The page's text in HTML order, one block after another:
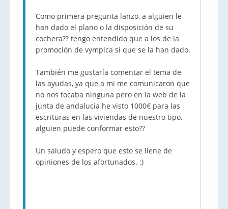
Como primera pregunta lanzo, a alguien le
han dado el plano o la disposición de su
cochera?? tengo entendido que a los de la
promoción de vympica si que se la han dado.
También me gustaría comentar el tema de
las ayudas, ya que a mi me comunicaron que
no nos tocaba ninguna pero en la web de la
junta de andalucia he visto 1000€ para las
escrituras en las viviendas de nuestro tipo,
alguien puede conformar esto??
Un saludo y espero que esto se llene de
opiniones de los afortunados. :)